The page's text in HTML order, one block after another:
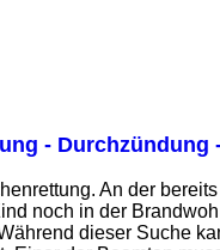
- Durchzündung
An der
noch in der
dieser Suche